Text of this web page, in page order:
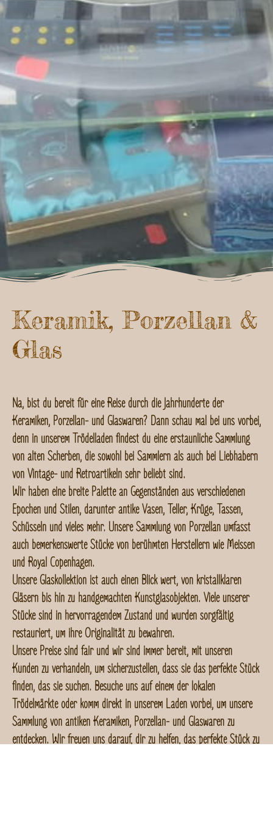
Keramik, Porzellan &
Glas
Na, bist du bereit für eine Reise durch die Jahrhunderte der
Keramiken, Porzellan- und Glaswaren? Dann schau mal bei uns vorbei,
denn in unserem Trödelladen findest du eine erstaunliche Sammlung
von alten Scherben, die sowohl bei Sammlern als auch bei Liebhabern
von Vintage- und Retroartikeln sehr beliebt sind.
Wir haben eine breite Palette an Gegenständen aus verschiedenen
Epochen und Stilen, darunter antike Vasen, Teller, Krüge, Tassen,
Schüsseln und vieles mehr. Unsere Sammlung von Porzellan umfasst
auch bemerkenswerte Stücke von berühmten Herstellern wie Meissen
und Royal Copenhagen.
Unsere Glaskollektion ist auch einen Blick wert, von kristallklaren
Gläsern bis hin zu handgemachten Kunstglasobjekten. Viele unserer
Stücke sind in hervorragendem Zustand und wurden sorgfältig
restauriert, um ihre Originalität zu bewahren.
Unsere Preise sind fair und wir sind immer bereit, mit unseren
Kunden zu verhandeln, um sicherzustellen, dass sie das perfekte Stück
finden, das sie suchen. Besuche uns auf einem der lokalen
Trödelmärkte oder komm direkt in unserem Laden vorbei, um unsere
Sammlung von antiken Keramiken, Porzellan- und Glaswaren zu
entdecken. Wir freuen uns darauf, dir zu helfen, das perfekte Stück zu